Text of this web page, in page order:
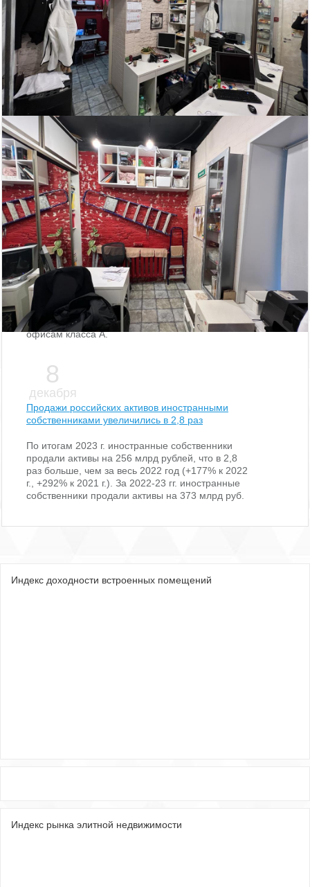
Индекс доходности встроенных помещений
Индекс рынка элитной недвижимости
Автор: Мирзакаримова Камила Дата: 28 января 2020 г.
Что увеличивает годовую прибыль компании на 26%?
О том,как офис становится инструментом маркетинга,
игроки рынка недвижимости говорили в рамках
дискуссии «Офис как инструмент HR и маркетинга».
Автор:Редактор сайта Дата:17 декабря 2019 г.
Новости
11
декабря
Более 50% занятых офисов в Петербурге в 2023
году пришлось на IT-арендаторов
Локальные IT-компании, как правило, выбирают
помещения в бизнес-центрах класса В (более
90% арендованных площадей), тогда как
международные игроки отдавали предпочтение
офисам класса А.
8
декабря
Продажи российских активов иностранными
собственниками увеличились в 2,8 раз
По итогам 2023 г. иностранные собственники
продали активы на 256 млрд рублей, что в 2,8
раз больше, чем за весь 2022 год (+177% к 2022
г., +292% к 2021 г.). За 2022-23 гг. иностранные
собственники продали активы на 373 млрд руб.